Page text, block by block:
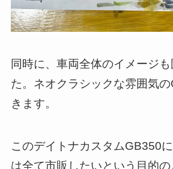
同時に、車両全体のイメージ
た。ネオクラシックな雰囲気
きます。
このデイトナカスタムGB350
は全て市販したいという目的